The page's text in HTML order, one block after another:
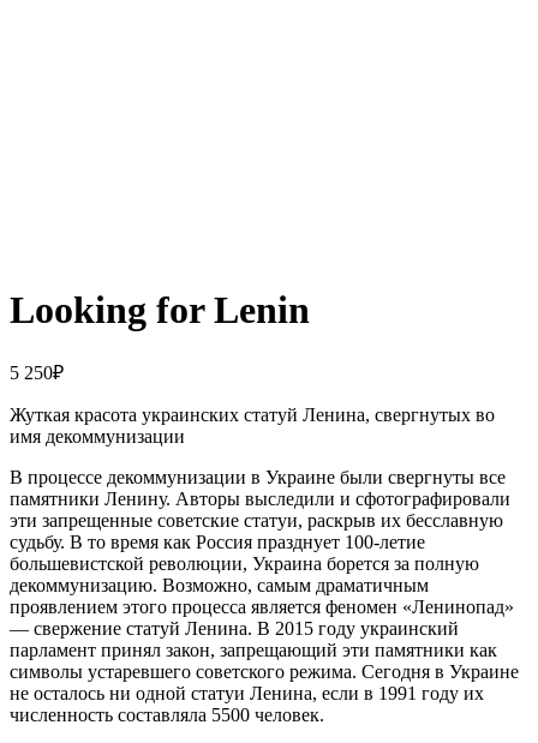
Looking for Lenin
5 250₽
Жуткая красота украинских статуй Ленина, свергнутых во
имя декоммунизации
В процессе декоммунизации в Украине были свергнуты все
памятники Ленину. Авторы выследили и сфотографировали
эти запрещенные советские статуи, раскрыв их бесславную
судьбу. В то время как Россия празднует 100-летие
большевистской революции, Украина борется за полную
декоммунизацию. Возможно, самым драматичным
проявлением этого процесса является феномен «Ленинопад»
— свержение статуй Ленина. В 2015 году украинский
парламент принял закон, запрещающий эти памятники как
символы устаревшего советского режима. Сегодня в Украине
не осталось ни одной статуи Ленина, если в 1991 году их
численность составляла 5500 человек.